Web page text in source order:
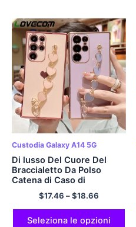
Custodia Galaxy A14 5G
Di lusso Del Cuore Del
Braccialetto Da Polso
Catena di Caso di
Placcatura Per Samsung
S23 S22 S21 Ultra Plus S20
FE A24 A53 A13 A14 a34
A54 A33 A52 Copertura
$17.46 –$18.66
Seleziona le opzioni